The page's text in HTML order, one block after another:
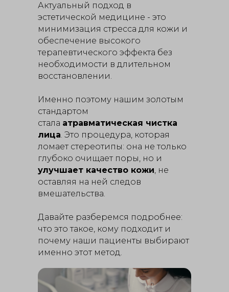
Актуальный подход в
эстетической медицине - это
минимизация стресса для кожи и
обеспечение высокого
терапевтического эффекта без
необходимости в длительном
восстановлении.
Именно поэтому нашим золотым
стандартом
стала атравматическая чистка
лица. Это процедура, которая
ломает стереотипы: она не только
глубоко очищает поры, но и
улучшает качество кожи, не
оставляя на ней следов
вмешательства.
Давайте разберемся подробнее:
что это такое, кому подходит и
почему наши пациенты выбирают
именно этот метод.